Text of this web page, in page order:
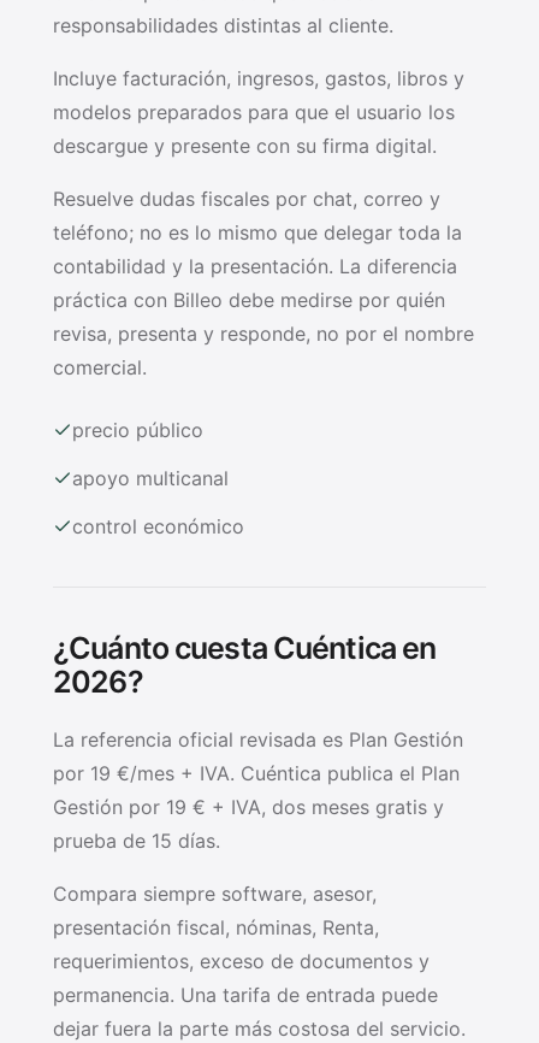
responsabilidades distintas al cliente.
Incluye facturación, ingresos, gastos, libros y
modelos preparados para que el usuario los
descargue y presente con su firma digital.
Resuelve dudas fiscales por chat, correo y
teléfono; no es lo mismo que delegar toda la
contabilidad y la presentación. La diferencia
práctica con Billeo debe medirse por quién
revisa, presenta y responde, no por el nombre
comercial.
precio público
apoyo multicanal
control económico
¿Cuánto cuesta Cuéntica en
2026?
La referencia oficial revisada es Plan Gestión
por 19 €/mes + IVA. Cuéntica publica el Plan
Gestión por 19 € + IVA, dos meses gratis y
prueba de 15 días.
Compara siempre software, asesor,
presentación fiscal, nóminas, Renta,
requerimientos, exceso de documentos y
permanencia. Una tarifa de entrada puede
dejar fuera la parte más costosa del servicio.